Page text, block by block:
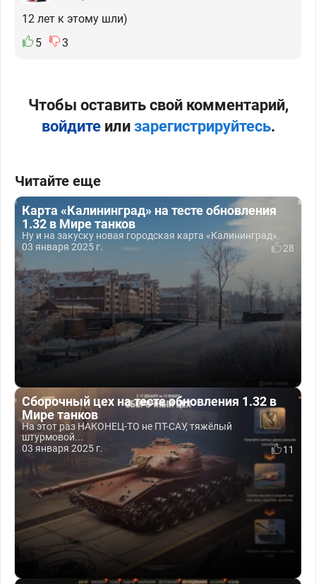
12 лет к этому шли)
5
3
Чтобы оставить свой комментарий,
войдитеили зарегистрируйтесь.
Читайте еще
Карта «Калининград» на тесте обновления
1.32 в Мире танков
Ну и на закуску новая городская карта «Калининград».
03 января 2025 г.
28
Сборочный цех на тесте обновления 1.32 в
Мире танков
На этот раз НАКОНЕЦ-ТО не ПТ-САУ, тяжёлый
штурмовой...
03 января 2025 г.
11